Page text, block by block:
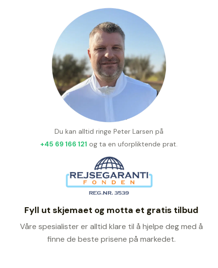
Du kan alltid ringe Peter Larsen på
+45 69 166 121 og ta en uforpliktende prat.
Fyll ut skjemaet og motta et gratis tilbud
Våre spesialister er alltid klare til å hjelpe deg med å
finne de beste prisene på markedet.